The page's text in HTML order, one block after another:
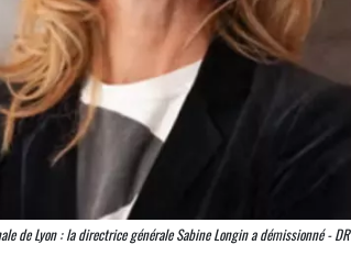
de Lyon : la directrice générale Sabine Longin a démissionné - DR